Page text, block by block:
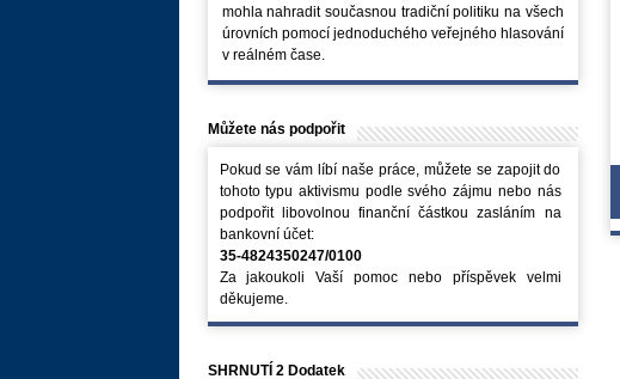
mohla nahradit současnou tradiční politiku na všech
úrovních pomocí jednoduchého veřejného hlasování
v reálném čase.
Můžete nás podpořit
Pokud se vám líbí naše práce, můžete se zapojit do
tohoto typu aktivismu podle svého zájmu nebo nás
podpořit libovolnou finanční částkou zasláním na
bankovní účet:
35-4824350247/0100
Za jakoukoli Vaší pomoc nebo příspěvek velmi
děkujeme.
SHRNUTÍ 2 Dodatek